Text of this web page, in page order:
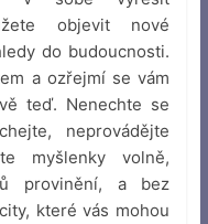
objevit nové
do budoucnosti.
a ozřejmí se vám
teď. Nenechte se
neprovádějte
myšlenky volně,
provinění, a bez
které vás mohou